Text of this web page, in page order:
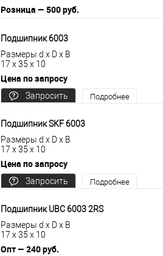
Розница — 500 руб.
Подшипник 6003
Размеры d x D x B
17 x 35 x 10
Цена по запросу
Запросить
Подробнее
Подшипник SKF 6003
Размеры d x D x B
17 x 35 x 10
Цена по запросу
Запросить
Подробнее
Подшипник UBC 6003 2RS
Размеры d x D x B
17 x 35 x 10
Опт — 240 руб.